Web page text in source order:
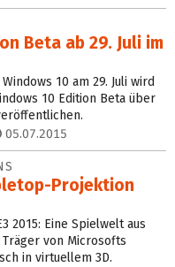
Beta ab 29. Juli im
10 am 29. Juli wird
10 Edition Beta über
05.07.2015
Projektion
2015: Eine Spielwelt aus
von Microsofts
in virtuellem 3D.